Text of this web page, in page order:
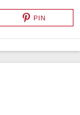
PIN